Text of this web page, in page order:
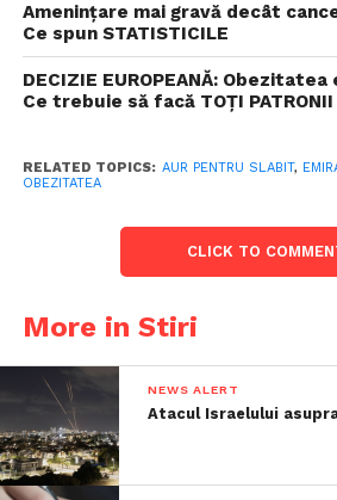
Amenințare mai gravă decât
Ce spun STATISTICILE
DECIZIE EUROPEANĂ:
Ce trebuie să facă TOȚI
RELATED TOPICS: AUR PENTRU SLABIT,
OBEZITATEA
CLICK TO
More in Stiri
NEWS ALERT
Atacul Israelului